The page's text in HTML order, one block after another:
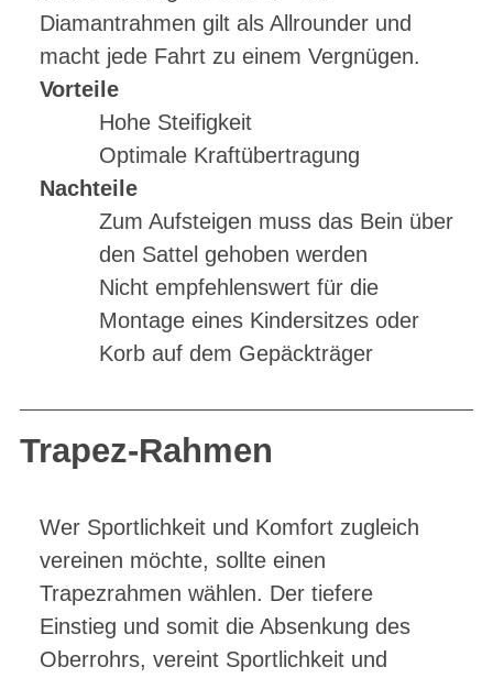
Diamantrahmen gilt als Allrounder und
macht jede Fahrt zu einem Vergnügen.
Vorteile
Hohe Steifigkeit
Optimale Kraftübertragung
Nachteile
Zum Aufsteigen muss das Bein über
den Sattel gehoben werden
Nicht empfehlenswert für die
Montage eines Kindersitzes oder
Korb auf dem Gepäckträger
Trapez-Rahmen
Wer Sportlichkeit und Komfort zugleich
vereinen möchte, sollte einen
Trapezrahmen wählen. Der tiefere
Einstieg und somit die Absenkung des
Oberrohrs, vereint Sportlichkeit und